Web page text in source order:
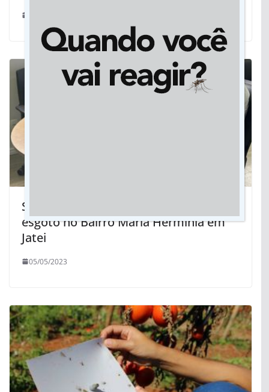
Sanesul vai construir nova rede de
esgoto no Bairro Maria Hermínia em
Jatei
05/05/2023